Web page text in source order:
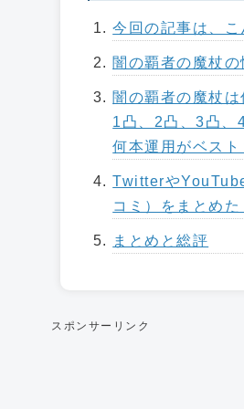
今回の記事は、
闇の覇者の魔杖
闇の覇者の魔杖
1凸、2凸、3凸、
何本運用がベスト
Twitterや
コミ）をまとめた
まとめと総評
スポンサーリンク